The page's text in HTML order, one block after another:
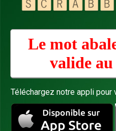
Le mot
valide au
Téléchargez notre appli